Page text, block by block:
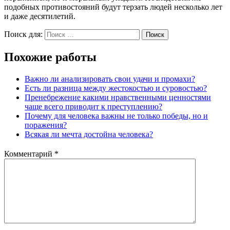
подобных противостояний будут терзать людей несколько лет
и даже десятилетий.
Поиск для: Поиск
Похожие работы
Важно ли анализировать свои удачи и промахи?
Есть ли разница между жестокостью и суровостью?
Пренебрежение какими нравственными ценностями
чаще всего приводит к преступлению?
Почему для человека важны не только победы, но и
поражения?
Всякая ли мечта достойна человека?
Комментарий *